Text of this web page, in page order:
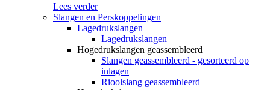
Lees verder
Slangen en Perskoppelingen
Lagedrukslangen
Lagedrukslangen
Hogedrukslangen geassembleerd
Slangen geassembleerd - gesorteerd op
inlagen
Rioolslang geassembleerd